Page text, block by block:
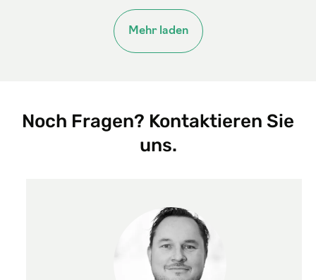
Mehr laden
Noch Fragen? Kontaktieren Sie
uns.